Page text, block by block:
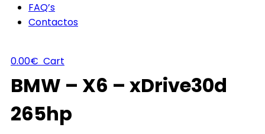
FAQ’s
Contactos
0.00€ Cart
BMW – X6 – xDrive30d
265hp